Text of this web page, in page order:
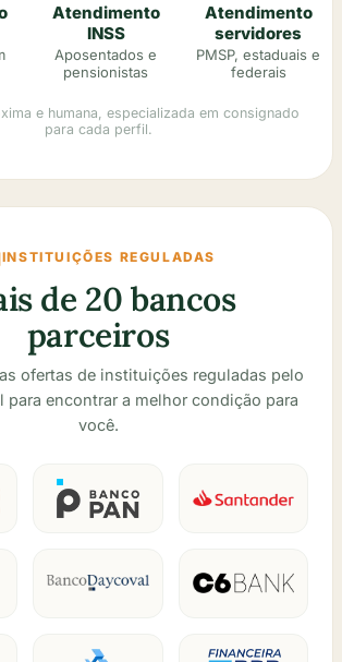
Atendimento
INSS
Aposentados e
pensionistas
Atendimento
servidores
PMSP, estaduais e
federais
e humana, especializada em consignado
para cada perfil.
INSTITUIÇÕES REGULADAS
de 20 bancos
parceiros
ofertas de instituições reguladas pelo
para encontrar a melhor condição para
você.